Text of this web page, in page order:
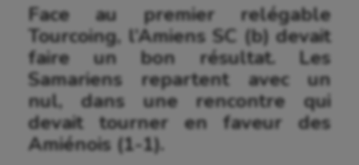
Face au premier relégable
Tourcoing, l’Amiens SC (b) devait
faire un bon résultat. Les
Samariens repartent avec un
nul, dans une rencontre qui
devait tourner en faveur des
Amiénois (1-1).